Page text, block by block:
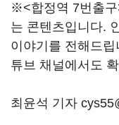
※<합정역 7번출
는 콘텐츠입니다.
이야기를 전해드
튜브 채널에서도
최윤석 기자